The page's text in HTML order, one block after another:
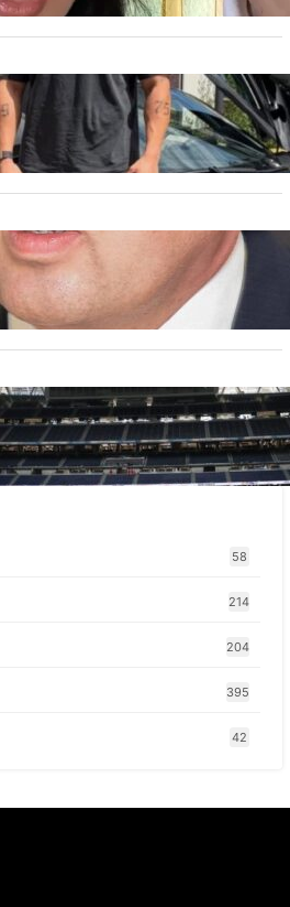
Big Brother VIP Kosova, Eduart
gojën kritikëve, publikon
supermakinën luksoze
VV-LDK për gazin amerikan,
Hotit: “Mbrojeni LDK-në, jo
SHBA-në”
i Real Madridit dhe
urgjentisht në spital pas
me zemrën, mungon në ndeshjet
58
214
204
395
42